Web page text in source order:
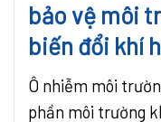
bảo vệ môi
biến đổi khí
Ô nhiễm môi
phần môi trường